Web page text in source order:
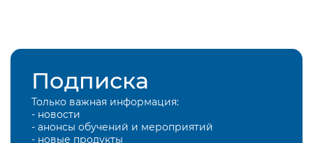
Подписка
Только важная информация:
- новости
- анонсы обучений и мероприятий
- новые продукты